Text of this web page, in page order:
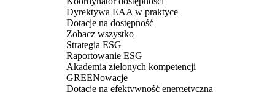
Dyrektywa EAA w praktyce
Dotacje na dostępność
Zobacz wszystko
Strategia ESG
Raportowanie ESG
Akademia zielonych kompetencji
GREENowacje
Dotacje na efektywność energetyczną